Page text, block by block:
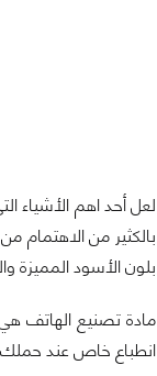
لعل أحد اهم الأشياء
بالكثير من الاهتمام
بلون الأسود المميزة
مادة تصنيع الهاتف هي
انطباع خاص عند حملك